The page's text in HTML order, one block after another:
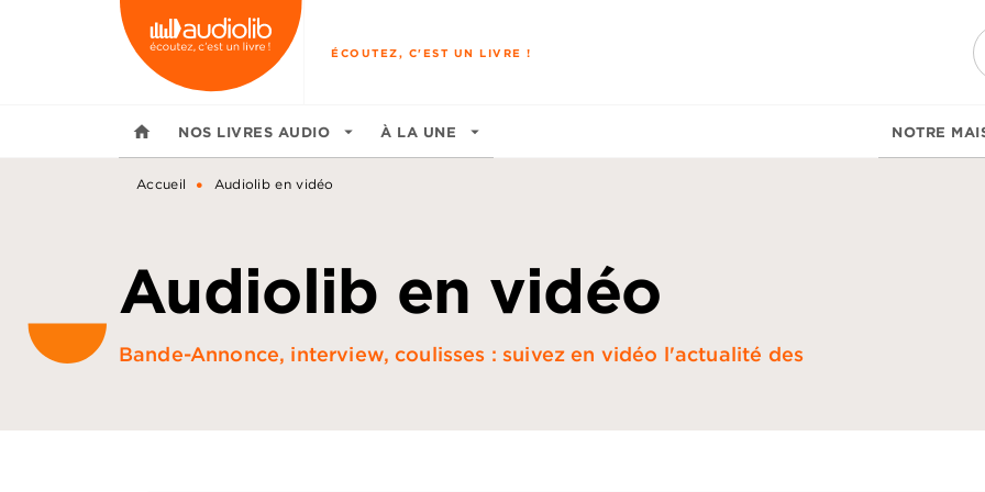
MENU RECHERCHE
ÉCOUTEZ, C'EST UN LIVRE !
home NOS LIVRES AUDIO arrow_drop_down À LA UNE arrow_drop_down NOTRE
Accueil • Audiolib en vidéo
Audiolib en vidéo
Bande-Annonce, interview, coulisses : suivez en vidéo l'actualité des